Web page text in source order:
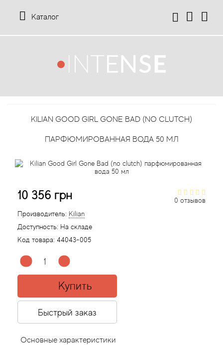
Каталог
KILIAN GOOD GIRL GONE BAD (NO CLUTCH)
ПАРФЮМИРОВАННАЯ ВОДА 50 МЛ
0 отзывов
10 356 грн
Производитель: Kilian
Доступность: На складе
Код товара: 44043-005
Купить
Быстрый заказ
Основные характеристики
12 Parfumeurs Francais
19-69
27 87 Perfumes
Absolument Parfumeur
Acca Kappa
Acqua di Parma
Adidas
Aedes de Venustas
Отзывы
Доставка
Контакты
Статьи
История заказов
Рассылка новостей